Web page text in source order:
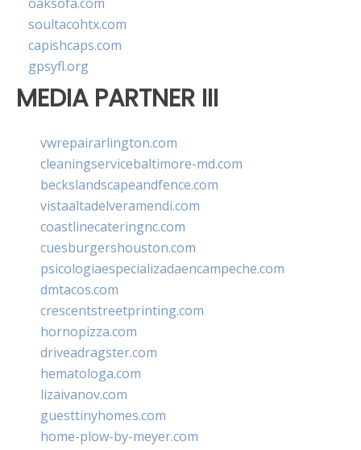
soultacohtx.com
capishcaps.com
gpsyfl.org
MEDIA PARTNER III
vwrepairarlington.com
cleaningservicebaltimore-md.com
beckslandscapeandfence.com
vistaaltadelveramendi.com
coastlinecateringnc.com
cuesburgershouston.com
psicologiaespecializadaencampeche.com
dmtacos.com
crescentstreetprinting.com
hornopizza.com
driveadragster.com
hematologa.com
lizaivanov.com
guesttinyhomes.com
home-plow-by-meyer.com